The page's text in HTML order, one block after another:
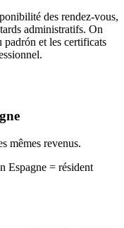
des rendez-vous,
administratifs. On
padrón et les certificats
mêmes revenus.
Espagne = résident